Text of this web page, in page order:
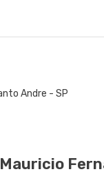
Andre - SP